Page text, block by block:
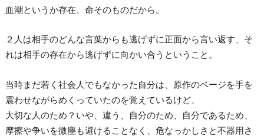
血潮というか存在、命そのものだから。
２人は相手のどんな言葉からも逃げずに正面から言い返す、そ
れは相手の存在から逃げずに向かい合うということ。
当時まだ若く社会人でもなかった自分は、原作のページを手を
震わせながらめくっていたのを覚えているけど、
大切な人のため？いや、違う、自分のため、自分であるため、
摩擦や争いを微塵も避けることなく、危なっかしさと不器用さ